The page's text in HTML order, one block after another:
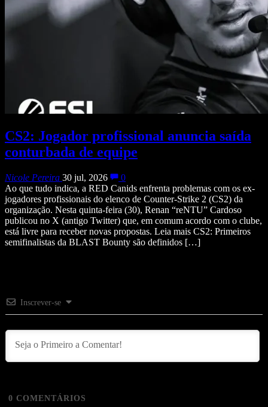
CS2: Jogador profissional anuncia saída
conturbada de equipe
Nicole Pereira 30 jul, 2026
0
Ao que tudo indica, a RED Canids enfrenta problemas com os ex-
jogadores profissionais do elenco de Counter-Strike 2 (CS2) da
organização. Nesta quinta-feira (30), Renan “reNTU” Cardoso
publicou no X (antigo Twitter) que, em comum acordo com o clube,
está livre para receber novas propostas. Leia mais CS2: Primeiros
semifinalistas da BLAST Bounty são definidos […]
Inscrever-se
0 COMENTÁRIOS